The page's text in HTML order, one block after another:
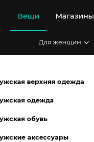
Вещи Магазины
Для женщин
верхняя одежда
одежда
обувь
аксессуары